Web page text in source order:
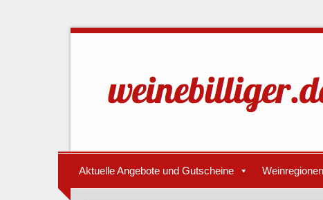
Aktuelle Angebote und Gutscheine Weinregionen